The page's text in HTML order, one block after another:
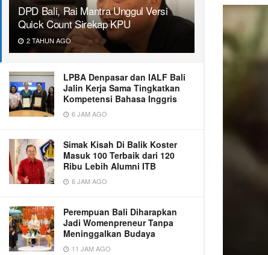
DPD Bali, Rai Mantra Unggul Versi
Quick Count Sirekap KPU
2 TAHUN AGO
LPBA Denpasar dan IALF Bali
Jalin Kerja Sama Tingkatkan
Kompetensi Bahasa Inggris
6 JAM AGO
Simak Kisah Di Balik Koster
Masuk 100 Terbaik dari 120
Ribu Lebih Alumni ITB
6 JAM AGO
Perempuan Bali Diharapkan
Jadi Womenpreneur Tanpa
Meninggalkan Budaya
11 JAM AGO